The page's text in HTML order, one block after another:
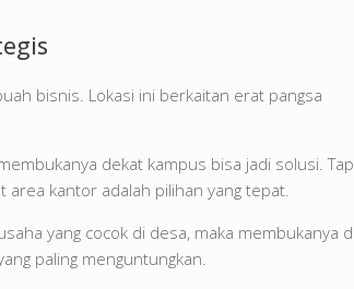
bisnis. Lokasi ini berkaitan erat pangsa
dekat kampus bisa jadi solusi.
area kantor adalah pilihan yang tepat.
yang cocok di desa, maka membukanya
paling menguntungkan.